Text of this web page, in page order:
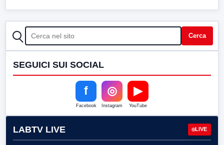
CERCA Cerca
SEGUICI SUI SOCIAL
f
Facebook
◎
Instagram
▶
YouTube
LABTV LIVE LIVE